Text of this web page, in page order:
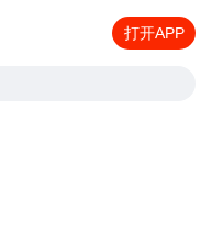
打开APP